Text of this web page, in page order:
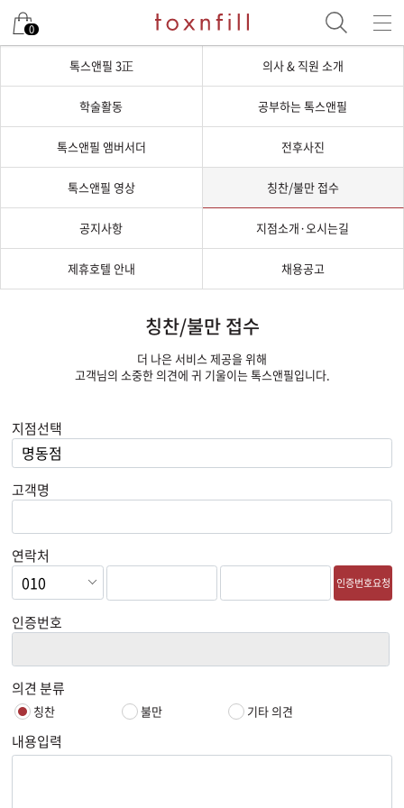
0
톡스앤필 3正 의사 & 직원 소개
학술활동 공부하는 톡스앤필
톡스앤필 앰버서더 전후사진
톡스앤필 영상 칭찬/불만 접수
공지사항 지점소개·오시는길
제휴호텔 안내 채용공고
칭찬/불만 접수
더 나은 서비스 제공을 위해
고객님의 소중한 의견에 귀 기울이는 톡스앤필입니다.
지점선택
고객명
연락처
인증번호요청
인증번호
의견 분류
칭찬 불만 기타 의견
내용입력